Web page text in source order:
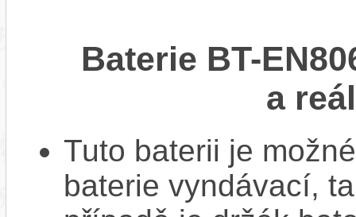
Baterie BT-
a
Tuto baterii je
baterie vyndávací,